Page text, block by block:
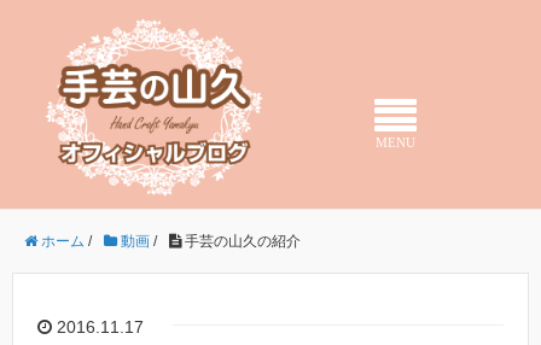
MENU
ホーム / 動画 / 手芸の山久の紹介
2016.11.17